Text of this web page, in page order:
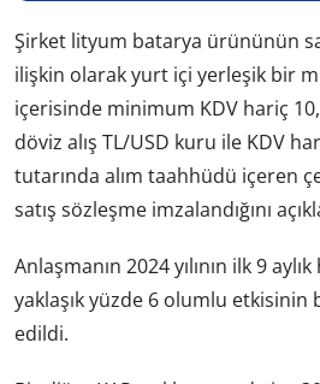
Şirket lityum batarya ürününün
ilişkin olarak yurt içi yerleşik bir
içerisinde minimum KDV hariç
döviz alış TL/USD kuru ile KDV
tutarında alım taahhüdü içeren
satış sözleşme imzalandığını
Anlaşmanın 2024 yılının ilk 9
yaklaşık yüzde 6 olumlu etkisinin
edildi.